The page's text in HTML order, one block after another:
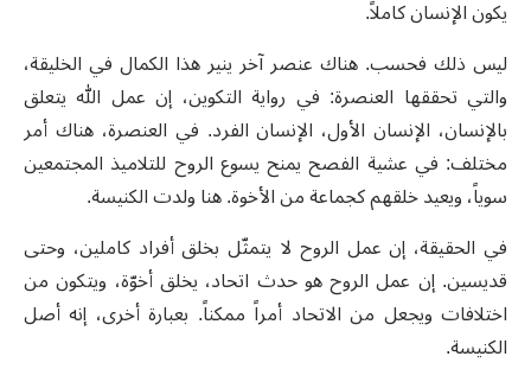
يكون الإنسان كاملاً.
ليس ذلك فحسب. هناك عنصر آخر ينير هذا الكمال في الخليقة،
والتي تحققها العنصرة: في رواية التكوين، إن عمل الله يتعلق
بالإنسان، الإنسان الأول، الإنسان الفرد. في العنصرة، هناك أمر
مختلف: في عشية الفصح يمنح يسوع الروح للتلاميذ المجتمعين
سوياً، ويعيد خلقهم كجماعة من الأخوة. هنا ولدت الكنيسة.
في الحقيقة، إن عمل الروح لا يتمثّل بخلق أفراد كاملين، وحتى
قديسين. إن عمل الروح هو حدث اتحاد، يخلق أخوّة، ويتكون من
اختلافات ويجعل من الاتحاد أمراً ممكناً. بعبارة أخرى، إنه أصل
الكنيسة.